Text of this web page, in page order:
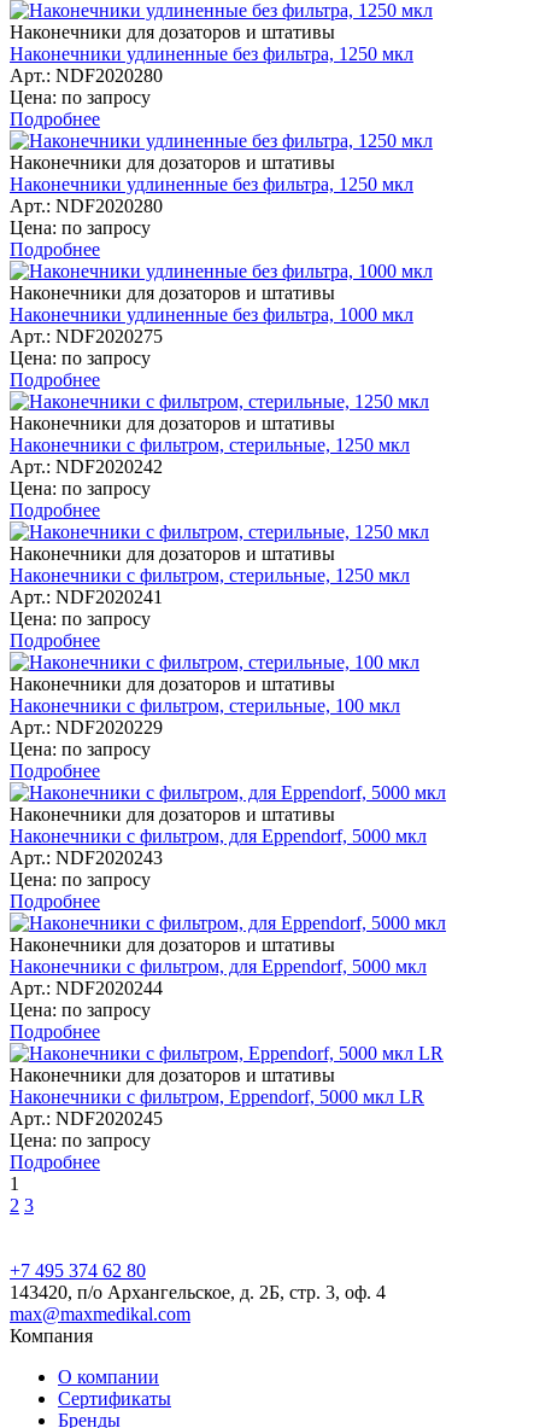
Наконечники для дозаторов и штативы
Наконечники удлиненные без фильтра, 1250 мкл
Арт.: NDF2020280
Цена: по запросу
Подробнее
Наконечники для дозаторов и штативы
Наконечники удлиненные без фильтра, 1250 мкл
Арт.: NDF2020280
Цена: по запросу
Подробнее
Наконечники для дозаторов и штативы
Наконечники удлиненные без фильтра, 1000 мкл
Арт.: NDF2020275
Цена: по запросу
Подробнее
Наконечники для дозаторов и штативы
Наконечники с фильтром, стерильные, 1250 мкл
Арт.: NDF2020242
Цена: по запросу
Подробнее
Наконечники для дозаторов и штативы
Наконечники с фильтром, стерильные, 1250 мкл
Арт.: NDF2020241
Цена: по запросу
Подробнее
Наконечники для дозаторов и штативы
Наконечники с фильтром, стерильные, 100 мкл
Арт.: NDF2020229
Цена: по запросу
Подробнее
Наконечники для дозаторов и штативы
Наконечники с фильтром, для Eppendorf, 5000 мкл
Арт.: NDF2020243
Цена: по запросу
Подробнее
Наконечники для дозаторов и штативы
Наконечники с фильтром, для Eppendorf, 5000 мкл
Арт.: NDF2020244
Цена: по запросу
Подробнее
Наконечники для дозаторов и штативы
Наконечники с фильтром, Eppendorf, 5000 мкл LR
Арт.: NDF2020245
Цена: по запросу
Подробнее
1
2 3
+7 495 374 62 80
143420, п/о Архангельское, д. 2Б, стр. 3, оф. 4
max@maxmedikal.com
Компания
О компании
Сертификаты
Бренды